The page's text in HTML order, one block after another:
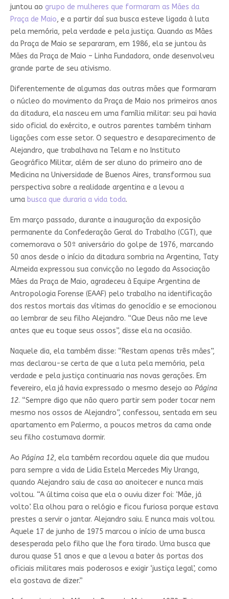
juntou ao grupo de mulheres que formaram as Mães da
Praça de Maio, e a partir daí sua busca esteve ligada à luta
pela memória, pela verdade e pela justiça. Quando as Mães
da Praça de Maio se separaram, em 1986, ela se juntou às
Mães da Praça de Maio – Linha Fundadora, onde desenvolveu
grande parte de seu ativismo.
Diferentemente de algumas das outras mães que formaram
o núcleo do movimento da Praça de Maio nos primeiros anos
da ditadura, ela nasceu em uma família militar: seu pai havia
sido oficial do exército, e outros parentes também tinham
ligações com esse setor. O sequestro e desaparecimento de
Alejandro, que trabalhava na Telam e no Instituto
Geográfico Militar, além de ser aluno do primeiro ano de
Medicina na Universidade de Buenos Aires, transformou sua
perspectiva sobre a realidade argentina e a levou a
uma busca que duraria a vida toda.
Em março passado, durante a inauguração da exposição
permanente da Confederação Geral do Trabalho (CGT), que
comemorava o 50º aniversário do golpe de 1976, marcando
50 anos desde o início da ditadura sombria na Argentina, Taty
Almeida expressou sua convicção no legado da Associação
Mães da Praça de Maio, agradeceu à Equipe Argentina de
Antropologia Forense (EAAF) pelo trabalho na identificação
dos restos mortais das vítimas do genocídio e se emocionou
ao lembrar de seu filho Alejandro. “Que Deus não me leve
antes que eu toque seus ossos”, disse ela na ocasião.
Naquele dia, ela também disse: “Restam apenas três mães”,
mas declarou-se certa de que a luta pela memória, pela
verdade e pela justiça continuaria nas novas gerações. Em
fevereiro, ela já havia expressado o mesmo desejo ao Página
12. “Sempre digo que não quero partir sem poder tocar nem
mesmo nos ossos de Alejandro”, confessou, sentada em seu
apartamento em Palermo, a poucos metros da cama onde
seu filho costumava dormir.
Ao Página 12, ela também recordou aquele dia que mudou
para sempre a vida de Lidia Estela Mercedes Miy Uranga,
quando Alejandro saiu de casa ao anoitecer e nunca mais
voltou. “A última coisa que ela o ouviu dizer foi: ‘Mãe, já
volto’. Ela olhou para o relógio e ficou furiosa porque estava
prestes a servir o jantar. Alejandro saiu. E nunca mais voltou.
Aquele 17 de junho de 1975 marcou o início de uma busca
desesperada pelo filho que lhe fora tirado. Uma busca que
durou quase 51 anos e que a levou a bater às portas dos
oficiais militares mais poderosos e exigir ‘justiça legal’, como
ela gostava de dizer.”